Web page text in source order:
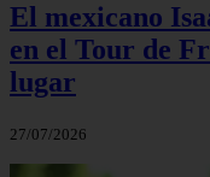
El mexicano
en el Tour de
lugar
27/07/2026